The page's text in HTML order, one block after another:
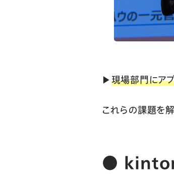
▶現場部門にア
これらの課題を
●